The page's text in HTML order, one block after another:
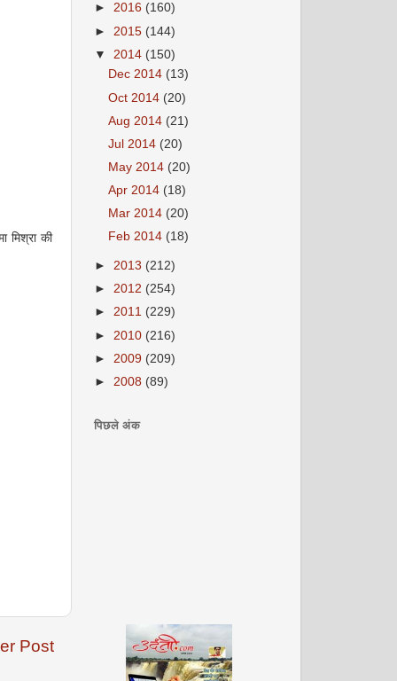
मिश्रा की
Post
► 2016 (160)
► 2015 (144)
▼ 2014 (150)
Dec 2014 (13)
Oct 2014 (20)
Aug 2014 (21)
Jul 2014 (20)
May 2014 (20)
Apr 2014 (18)
Mar 2014 (20)
Feb 2014 (18)
► 2013 (212)
► 2012 (254)
► 2011 (229)
► 2010 (216)
► 2009 (209)
► 2008 (89)
पिछले अंक